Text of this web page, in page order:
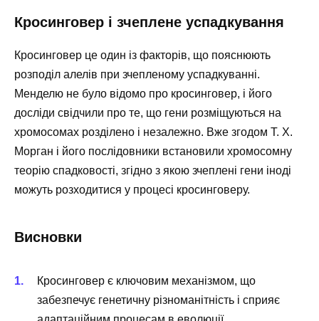
Кросинговер і зчеплене успадкування
Кросинговер це один із факторів, що пояснюють
розподіл алелів при зчепленому успадкуванні.
Менделю не було відомо про кросинговер, і його
досліди свідчили про те, що гени розміщуються на
хромосомах розділено і незалежно. Вже згодом Т. Х.
Морган і його послідовники встановили хромосомну
теорію спадковості, згідно з якою зчеплені гени іноді
можуть розходитися у процесі кросинговеру.
Висновки
Кросинговер є ключовим механізмом, що
забезпечує генетичну різноманітність і сприяє